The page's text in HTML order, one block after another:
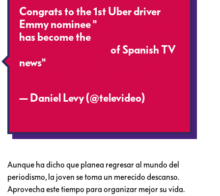
Congrats to the 1st Uber driver
Emmy nominee "
has become the
of Spanish TV
news"
— Daniel Levy (@televideo)
Aunque ha dicho que planea regresar al mundo del
periodismo, la joven se toma un merecido descanso.
Aprovecha este tiempo para organizar mejor su vida.